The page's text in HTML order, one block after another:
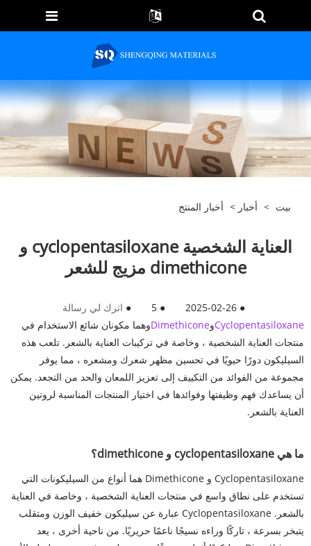
بيت > أخبار > أخبار المنتج
العناية الشخصية cyclopentasiloxane و
dimethicone مزيج للشعر
●
2025-02-26
●
5
● اترك لي رسالة
CyclopentasiloxaneوDimethiconeوهما مكونان شائع الاستخدام في
منتجات العناية الشخصية ، وخاصة في تركيبات العناية بالشعر. تلعب هذه
السيليكون دورًا حيويًا في تحسين مظهر شعرك ومشعره ، مما يوفر
مجموعة من الفوائد من التكييف إلى تعزيز اللمعان والحد من التجعد. يمكن
أن يساعدك فهم وظيفتها وفوائدها في اختيار المنتجات المناسبة لروتين
العناية بالشعر.
ما هي cyclopentasiloxane و dimethicone؟
Cyclopentasiloxane و Dimethicone هما أنواع من السيليكونات التي
تستخدم على نطاق واسع في منتجات العناية الشخصية ، وخاصة في العناية
بالشعر. Cyclopentasiloxane عبارة عن سيليكون خفيف الوزن ومتقلب
يتبخر بسرعة ، تاركًا وراءه نسيجًا ناعمًا حريريًا. من ناحية أخرى ، يعد